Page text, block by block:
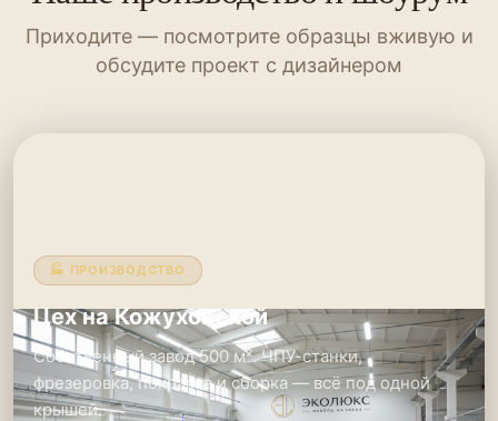
Приходите — посмотрите образцы вживую и
обсудите проект с дизайнером
🏭 ПРОИЗВОДСТВО
Цех на Кожуховской
Собственный завод 500 м². ЧПУ-станки,
фрезеровка, покраска и сборка — всё под одной
крышей.